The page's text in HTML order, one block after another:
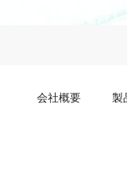
会社概要 製